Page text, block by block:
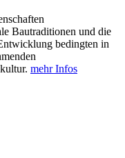
Bautraditionen und die
bedingten in
mehr Infos